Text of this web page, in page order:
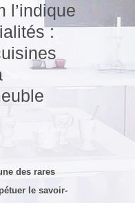
l’indique
:
des rares
le savoir-